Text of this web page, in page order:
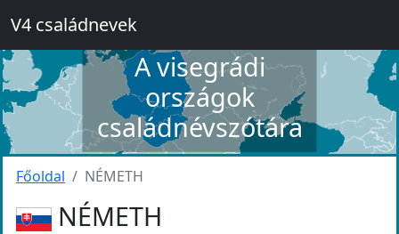
V4 családnevek
A visegrádi
országok
családnévszótára
Főoldal NÉMETH
NÉMETH